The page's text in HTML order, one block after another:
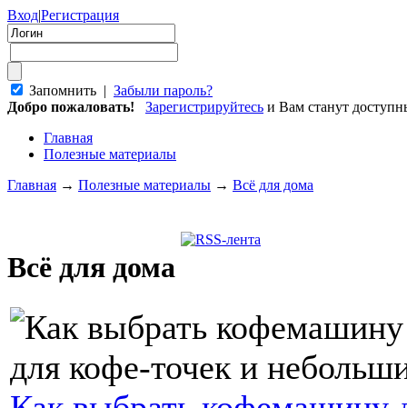
Вход|Регистрация
Запомнить | Забыли пароль?
Добро пожаловать!
Зарегистрируйтесь и Вам станут
Главная
Полезные материалы
Главная → Полезные материалы → Всё для дома
Всё для дома